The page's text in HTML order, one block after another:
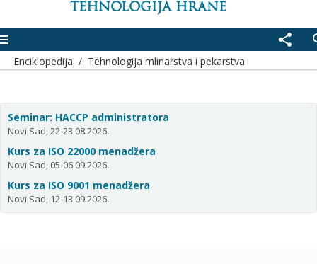
TEHNOLOGIJA HRANE
share
Enciklopedija / Tehnologija mlinarstva i pekarstva
Seminar: HACCP administratora
Novi Sad, 22-23.08.2026.
Kurs za ISO 22000 menadžera
Novi Sad, 05-06.09.2026.
Kurs za ISO 9001 menadžera
Novi Sad, 12-13.09.2026.